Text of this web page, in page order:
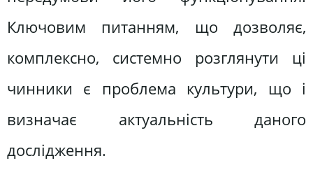
Ключовим питанням, що дозволяє,
комплексно, системно розглянути ці
чинники є проблема культури, що і
визначає актуальність даного
дослідження.